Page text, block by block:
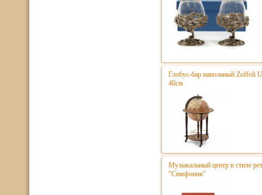
Глобус-бар напольный Zoffoli
40см
Музыкальный центр в стиле
"Симфония"